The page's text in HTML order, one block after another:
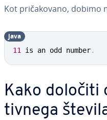
Kot pri­ča­ko­va­no, dobimo
11 is an odd number.
java
Kako določiti
tiv­ne­ga